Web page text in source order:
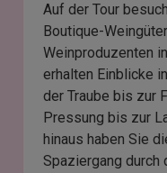
Auf der Tour
Boutique-
Weinproduzenten
erhalten Einblicke
der Traube bis zur
Pressung bis zur
hinaus haben Sie
Spaziergang durch